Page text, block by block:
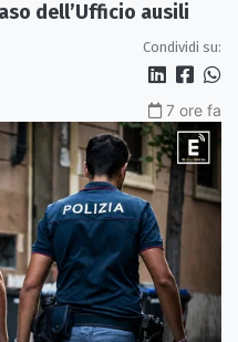
dell’Ufficio ausili
Condividi su:
7 ore fa